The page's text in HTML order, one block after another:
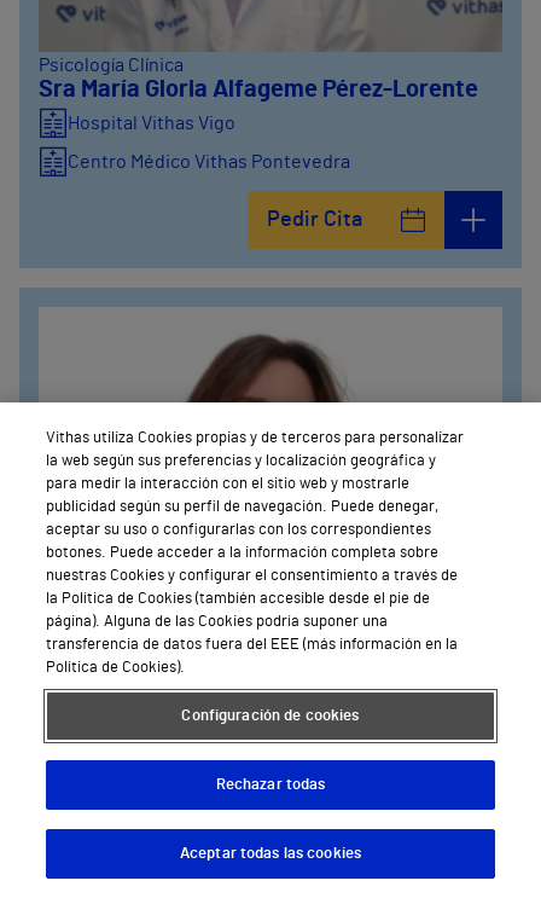
Psicología Clínica
Sra María Gloria Alfageme Pérez-Lorente
Hospital Vithas Vigo
Centro Médico Vithas Pontevedra
Pedir Cita
Dra. Irene Alfaro Abia
Descargar App
Vithas utiliza Cookies propias y de terceros para personalizar
la web según sus preferencias y localización geográfica y
para medir la interacción con el sitio web y mostrarle
publicidad según su perfil de navegación. Puede denegar,
aceptar su uso o configurarlas con los correspondientes
botones. Puede acceder a la información completa sobre
nuestras Cookies y configurar el consentimiento a través de
la Política de Cookies (también accesible desde el pie de
página). Alguna de las Cookies podría suponer una
transferencia de datos fuera del EEE (más información en la
Política de Cookies).
Configuración de cookies
Rechazar todas
Aceptar todas las cookies